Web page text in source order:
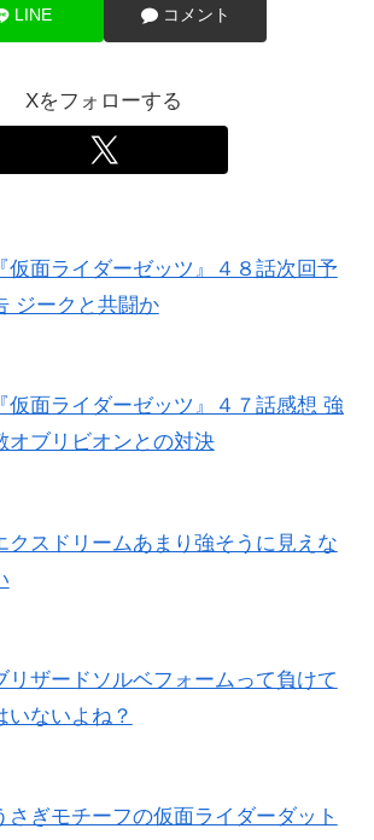
LINE コメント
Xをフォローする
『仮面ライダーゼッツ』４８話次回予
ジークと共闘か
『仮面ライダーゼッツ』４７話感想 強
オブリビオンとの対決
クスドリームあまり強そうに見えな
リザードソルベフォームって負けて
いないよね？
さぎモチーフの仮面ライダーダット